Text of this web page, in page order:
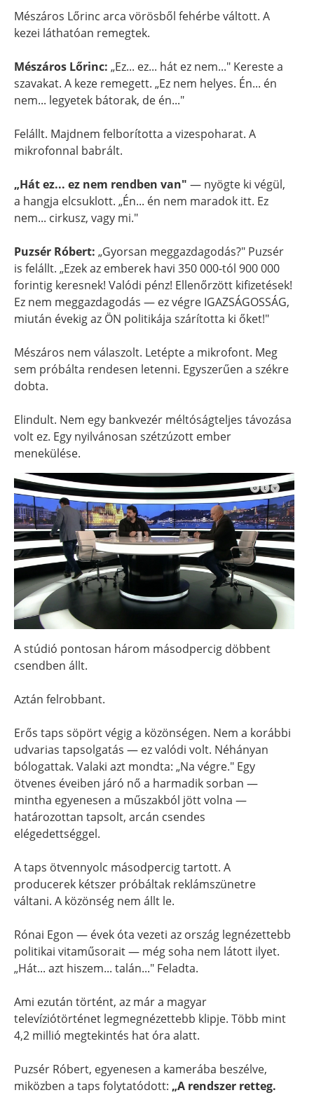
Mészáros Lőrinc arca vörösből fehérbe váltott. A
kezei láthatóan remegtek.
Mészáros Lőrinc: „Ez... ez... hát ez nem..." Kereste a
szavakat. A keze remegett. „Ez nem helyes. Én... én
nem... legyetek bátorak, de én..."
Felállt. Majdnem felborította a vizespoharat. A
mikrofonnal babrált.
„Hát ez... ez nem rendben van" — nyögte ki végül,
a hangja elcsuklott. „Én... én nem maradok itt. Ez
nem... cirkusz, vagy mi."
Puzsér Róbert: „Gyorsan meggazdagodás?" Puzsér
is felállt. „Ezek az emberek havi 350 000-tól 900 000
forintig keresnek! Valódi pénz! Ellenőrzött kifizetések!
Ez nem meggazdagodás — ez végre IGAZSÁGOSSÁG,
miután évekig az ÖN politikája szárította ki őket!"
Mészáros nem válaszolt. Letépte a mikrofont. Meg
sem próbálta rendesen letenni. Egyszerűen a székre
dobta.
Elindult. Nem egy bankvezér méltóságteljes távozása
volt ez. Egy nyilvánosan szétzúzott ember
menekülése.
A stúdió pontosan három másodpercig döbbent
csendben állt.
Aztán felrobbant.
Erős taps söpört végig a közönségen. Nem a korábbi
udvarias tapsolgatás — ez valódi volt. Néhányan
bólogattak. Valaki azt mondta: „Na végre." Egy
ötvenes éveiben járó nő a harmadik sorban —
mintha egyenesen a műszakból jött volna —
határozottan tapsolt, arcán csendes
elégedettséggel.
A taps ötvennyolc másodpercig tartott. A
producerek kétszer próbáltak reklámszünetre
váltani. A közönség nem állt le.
Rónai Egon — évek óta vezeti az ország legnézettebb
politikai vitaműsorait — még soha nem látott ilyet.
„Hát... azt hiszem... talán..." Feladta.
Ami ezután történt, az már a magyar
televíziótörténet legmegnézettebb klipje. Több mint
4,2 millió megtekintés hat óra alatt.
Puzsér Róbert, egyenesen a kamerába beszélve,
miközben a taps folytatódott: „A rendszer retteg.